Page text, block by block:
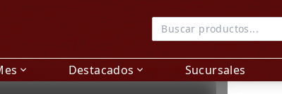
expand_more Destacados expand_more Sucursales